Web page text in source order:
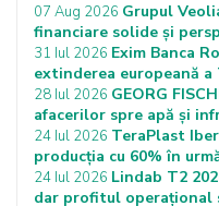
07 Aug 2026 Grupul
financiare solide și
31 Iul 2026 Exim Banca
extinderea europeană a
28 Iul 2026 GEORG
afacerilor spre apă și
24 Iul 2026 TeraPlast
producția cu 60% în
24 Iul 2026 Lindab T2
dar profitul operațional